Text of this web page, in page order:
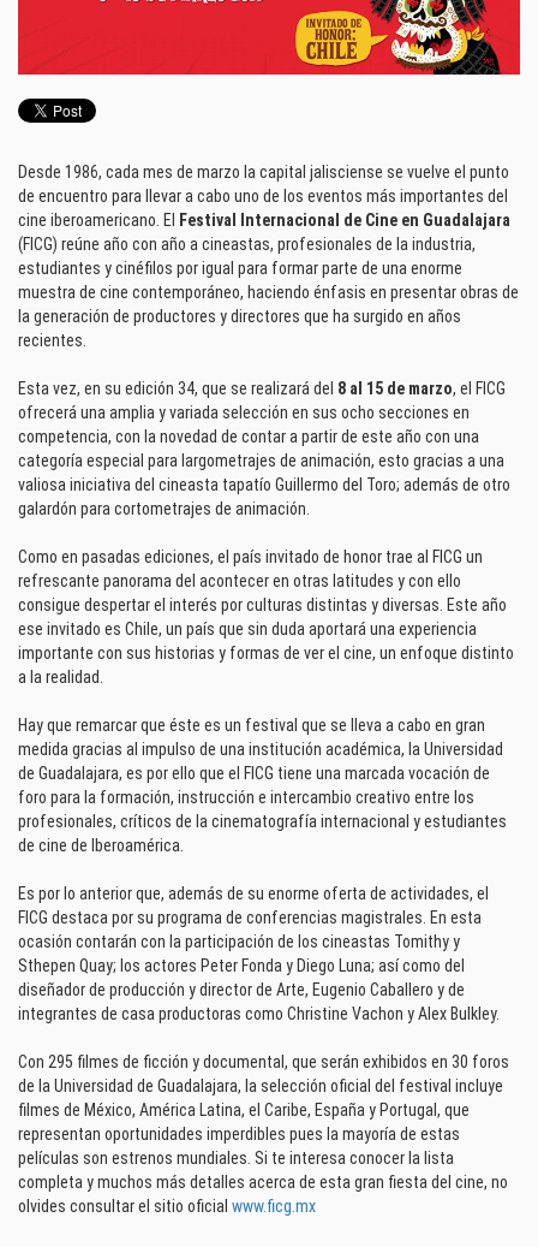
Desde 1986, cada mes de marzo la capital jalisciense se vuelve el punto
de encuentro para llevar a cabo uno de los eventos más importantes del
cine iberoamericano. El
Festival Internacional de Cine en Guadalajara
(FICG) reúne año con año a cineastas, profesionales de la industria,
estudiantes y cinéfilos por igual para formar parte de una enorme
muestra de cine contemporáneo, haciendo énfasis en presentar obras de
la generación de productores y directores que ha surgido en años
recientes.
Esta vez, en su edición 34, que se realizará del 8 al 15 de marzo, el FICG
ofrecerá una amplia y variada selección en sus ocho secciones en
competencia, con la novedad de contar a partir de este año con una
categoría especial para largometrajes de animación, esto gracias a una
valiosa iniciativa del cineasta tapatío Guillermo del Toro; además de otro
galardón para cortometrajes de animación.
Como en pasadas ediciones, el país invitado de honor trae al FICG un
refrescante panorama del acontecer en otras latitudes y con ello
consigue despertar el interés por culturas distintas y diversas. Este año
ese invitado es Chile, un país que sin duda aportará una experiencia
importante con sus historias y formas de ver el cine, un enfoque distinto
a la realidad.
Hay que remarcar que éste es un festival que se lleva a cabo en gran
medida gracias al impulso de una institución académica, la Universidad
de Guadalajara, es por ello que el FICG tiene una marcada vocación de
foro para la formación, instrucción e intercambio creativo entre los
profesionales, críticos de la cinematografía internacional y estudiantes
de cine de Iberoamérica.
Es por lo anterior que, además de su enorme oferta de actividades, el
FICG destaca por su programa de conferencias magistrales. En esta
ocasión contarán con la participación de los cineastas Tomithy y
Sthepen Quay; los actores Peter Fonda y Diego Luna; así como del
diseñador de producción y director de Arte, Eugenio Caballero y de
integrantes de casa productoras como Christine Vachon y Alex Bulkley.
Con 295 filmes de ficción y documental, que serán exhibidos en 30 foros
de la Universidad de Guadalajara, la selección oficial del festival incluye
filmes de México, América Latina, el Caribe, España y Portugal, que
representan oportunidades imperdibles pues la mayoría de estas
películas son estrenos mundiales. Si te interesa conocer la lista
completa y muchos más detalles acerca de esta gran fiesta del cine, no
olvides consultar el sitio oficial www.ficg.mx